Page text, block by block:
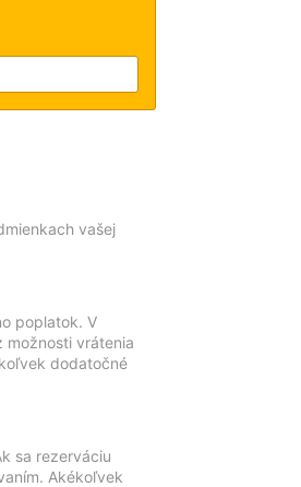
vašej
poplatok. V
možnosti vrátenia
dodatočné
sa rezerváciu
Akékoľvek